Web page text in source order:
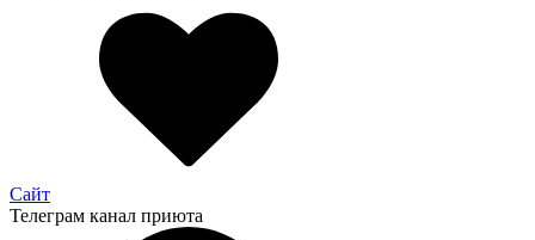
Сайт
Телеграм канал приюта